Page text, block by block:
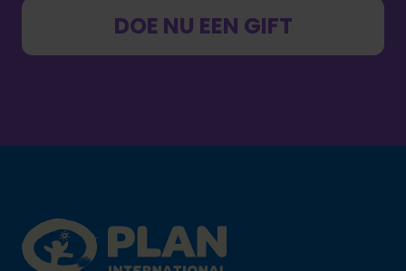
DOE NU EEN GIFT
Plan International logo